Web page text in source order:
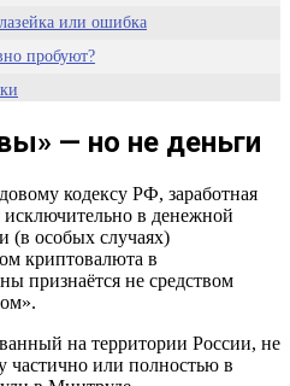
или ошибка
пробуют?
кто победит
— но не деньги
кодексу РФ, заработная
исключительно в денежной
(в особых случаях)
криптовалюта в
признаётся не средством
на территории России, не
частично или полностью в